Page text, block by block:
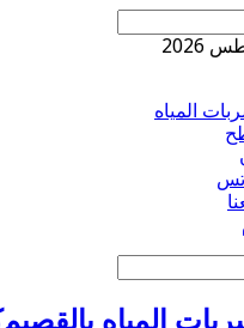
المياه